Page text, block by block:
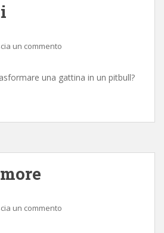
un commento
una gattina in un pitbull?
un commento